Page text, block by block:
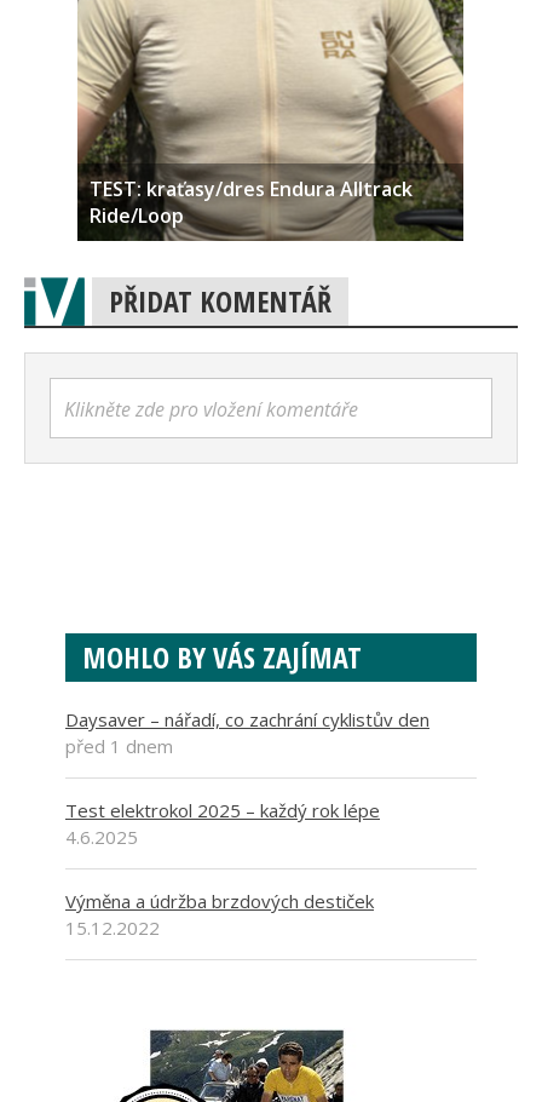
TEST: kraťasy/dres Endura Alltrack
Ride/Loop
PŘIDAT KOMENTÁŘ
Klikněte zde pro vložení komentáře
MOHLO BY VÁS ZAJÍMAT
Daysaver – nářadí, co zachrání cyklistův den
před 1 dnem
Test elektrokol 2025 – každý rok lépe
4.6.2025
Výměna a údržba brzdových destiček
15.12.2022